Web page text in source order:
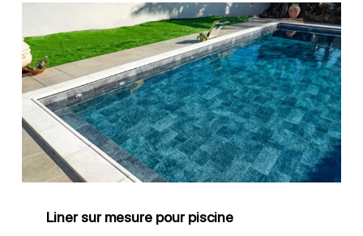
sur
mesure
pour
piscine
Liner sur mesure pour piscine